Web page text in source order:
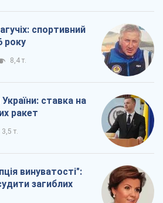
спортивний
року
8,4 т.
ставка на
ракет
3,5 т.
винуватості":
загиблих